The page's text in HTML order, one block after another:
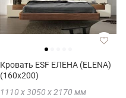
Кровать ESF ЕЛЕНА (ELENA)
(160х200)
1110 х3050 х 2170 мм